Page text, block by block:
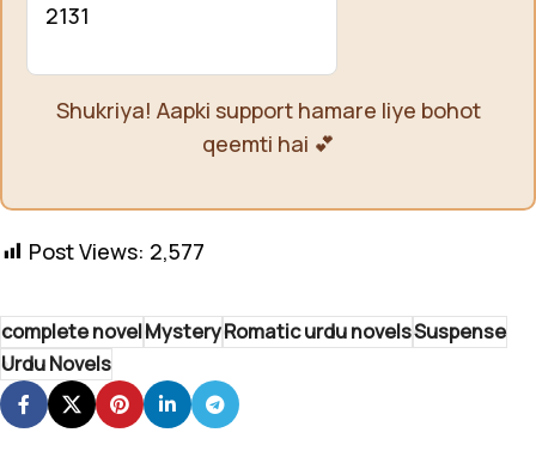
2131
Shukriya! Aapki support hamare liye bohot
qeemti hai 💕
Post Views: 2,577
complete novelMysteryRomatic urdu novelsSuspense
Urdu Novels